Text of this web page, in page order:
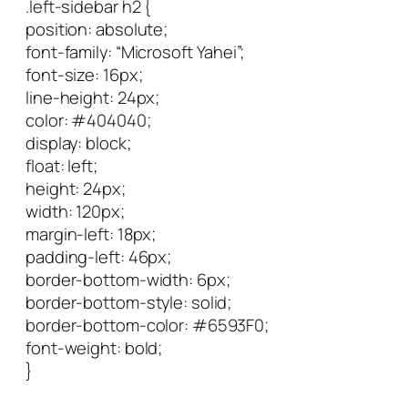
.left-sidebar h2 {
position: absolute;
font-family: “Microsoft Yahei”;
font-size: 16px;
line-height: 24px;
color: #404040;
display: block;
float: left;
height: 24px;
width: 120px;
margin-left: 18px;
padding-left: 46px;
border-bottom-width: 6px;
border-bottom-style: solid;
border-bottom-color: #6593F0;
font-weight: bold;
}